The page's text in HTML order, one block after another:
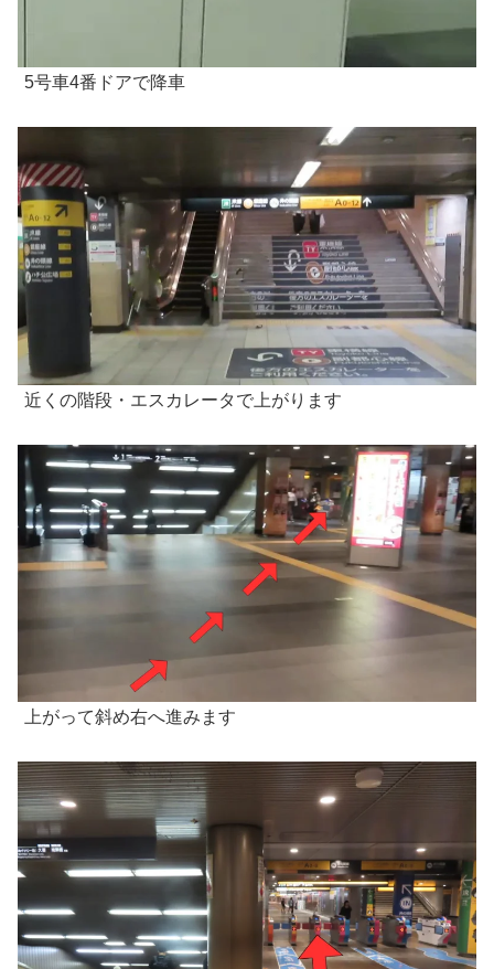
5号車4番ドアで降車
近くの階段・エスカレータで上がります
上がって斜め右へ進みます